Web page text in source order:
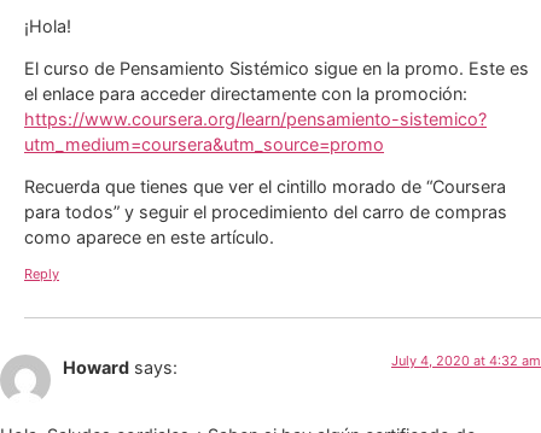
¡Hola!
El curso de Pensamiento Sistémico sigue en la promo. Este es
el enlace para acceder directamente con la promoción:
https://www.coursera.org/learn/pensamiento-sistemico?
utm_medium=coursera&utm_source=promo
Recuerda que tienes que ver el cintillo morado de “Coursera
para todos” y seguir el procedimiento del carro de compras
como aparece en este artículo.
Reply
Howard says: July 4, 2020 at 4:32 am